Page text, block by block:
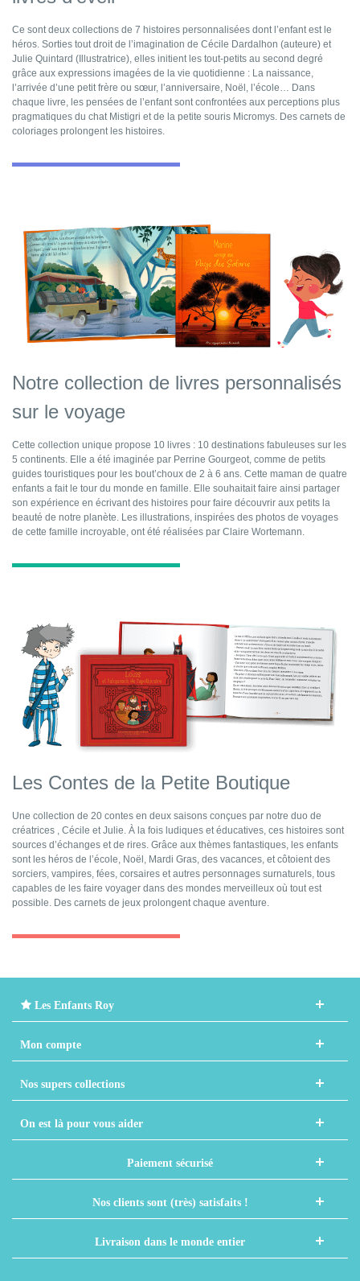
Ce sont deux collections de 7 histoires personnalisées dont l’enfant est le
héros. Sorties tout droit de l’imagination de Cécile Dardalhon (auteure) et
Julie Quintard (Illustratrice), elles initient les tout-petits au second degré
grâce aux expressions imagées de la vie quotidienne : La naissance,
l’arrivée d’une petit frère ou sœur, l’anniversaire, Noël, l’école… Dans
chaque livre, les pensées de l’enfant sont confrontées aux perceptions plus
pragmatiques du chat Mistigri et de la petite souris Micromys. Des carnets de
coloriages prolongent les histoires.
Notre collection de livres personnalisés
sur le voyage
Cette collection unique propose 10 livres : 10 destinations fabuleuses sur les
5 continents. Elle a été imaginée par Perrine Gourgeot, comme de petits
guides touristiques pour les bout’choux de 2 à 6 ans. Cette maman de quatre
enfants a fait le tour du monde en famille. Elle souhaitait faire ainsi partager
son expérience en écrivant des histoires pour faire découvrir aux petits la
beauté de notre planète. Les illustrations, inspirées des photos de voyages
de cette famille incroyable, ont été réalisées par Claire Wortemann.
Les Contes de la Petite Boutique
Une collection de 20 contes en deux saisons conçues par notre duo de
créatrices , Cécile et Julie. À la fois ludiques et éducatives, ces histoires sont
sources d’échanges et de rires. Grâce aux thèmes fantastiques, les enfants
sont les héros de l’école, Noël, Mardi Gras, des vacances, et côtoient des
sorciers, vampires, fées, corsaires et autres personnages surnaturels, tous
capables de les faire voyager dans des mondes merveilleux où tout est
possible. Des carnets de jeux prolongent chaque aventure.
Les Enfants Roy
Mon compte
Nos supers collections
On est là pour vous aider
Paiement sécurisé
Nos clients sont (très) satisfaits !
Livraison dans le monde entier